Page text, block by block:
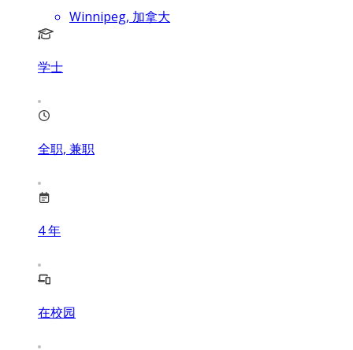
Winnipeg, 加拿大
学士
全职, 兼职
4年
在校园